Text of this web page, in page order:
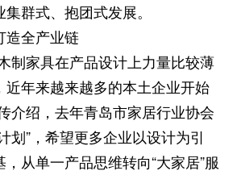
群式、抱团式发展。
造全产业链
制家具在产品设计上力量比较薄
近年来越来越多的本土企业开始
介绍，去年青岛市家居行业协会
划”，希望更多企业以设计为引
从单一产品思维转向“大家居”服